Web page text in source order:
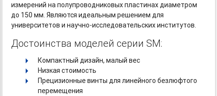
измерений на полупроводниковых пластинах диаметром
до 150 мм. Являются идеальным решением для
университетови научно-исследовательскихинститутов.
Достоинства моделей серии SM:
Компактный дизайн, малый вес
Низкая стоимость
Прецизионные винты для линейного безлюфтого
перемещения